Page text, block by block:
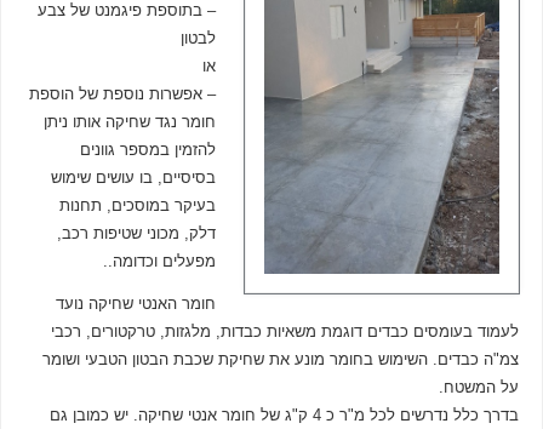
– בתוספת פיגמנט של צבע
לבטון
או
– אפשרות נוספת של הוספת
חומר נגד שחיקה אותו ניתן
להזמין במספר גוונים
בסיסיים, בו עושים שימוש
בעיקר במוסכים, תחנות
דלק, מכוני שטיפות רכב,
מפעלים וכדומה..
חומר האנטי שחיקה נועד
לעמוד בעומסים כבדים דוגמת משאיות כבדות, מלגזות, טרקטורים, רכבי
צמ"ה כבדים. השימוש בחומר מונע את שחיקת שכבת הבטון הטבעי ושומר
על המשטח.
בדרך כלל נדרשים לכל מ"ר כ 4 ק"ג של חומר אנטי שחיקה. יש כמובן גם